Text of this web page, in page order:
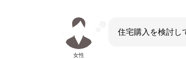
女性
住宅購入を検討し